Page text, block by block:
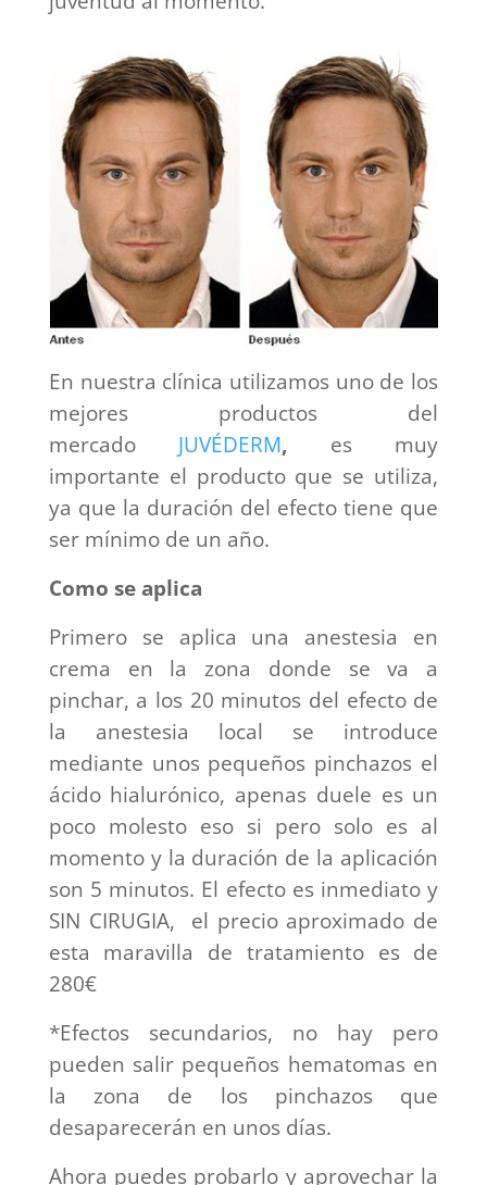
En nuestra clínica utilizamos uno de los
mejores productos del
mercado JUVÉDERM, es muy
importante el producto que se utiliza,
ya que la duración del efecto tiene que
ser mínimo de un año.
Como se aplica
Primero se aplica una anestesia en
crema en la zona donde se va a
pinchar, a los 20 minutos del efecto de
la anestesia local se introduce
mediante unos pequeños pinchazos el
ácido hialurónico, apenas duele es un
poco molesto eso si pero solo es al
momento y la duración de la aplicación
son 5 minutos. El efecto es inmediato y
SIN CIRUGIA, el precio aproximado de
esta maravilla de tratamiento es de
280€
*Efectos secundarios, no hay pero
pueden salir pequeños hematomas en
la zona de los pinchazos que
desaparecerán en unos días.
Ahora puedes probarlo y aprovechar la